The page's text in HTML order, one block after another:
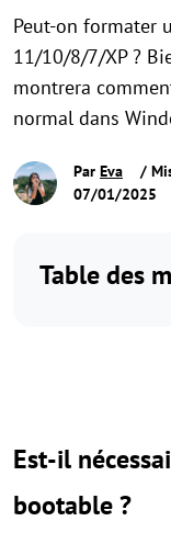
Peut-on formater
11/10/8/7/XP ?
montrera
normal dans
Par Eva
/
07/01/2025
Table des
Est-il
bootable ?